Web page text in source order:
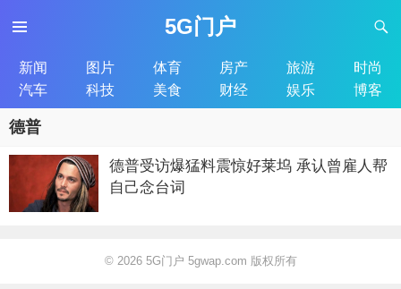
5G门户
新闻 图片 体育 房产 旅游
时尚
汽车
科技 美食 财经 娱乐 博客
德普
德普受访爆猛料震惊好莱坞 承认曾雇人帮
自己念台词
© 2026 5G门户 5gwap.com 版权所有